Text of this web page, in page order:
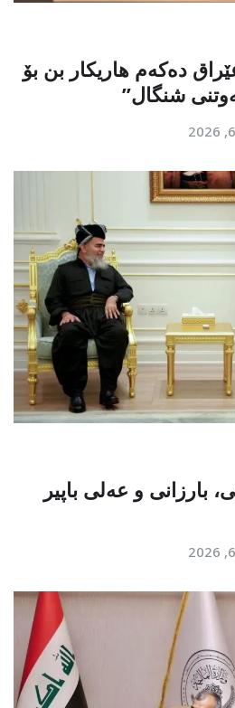
دەكەم هاریكار بن بۆ
شنگال”
بارزانی و عەلی باپیر